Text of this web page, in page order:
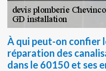
À qui peut-on confier
réparation des
dans le 60150 et ses